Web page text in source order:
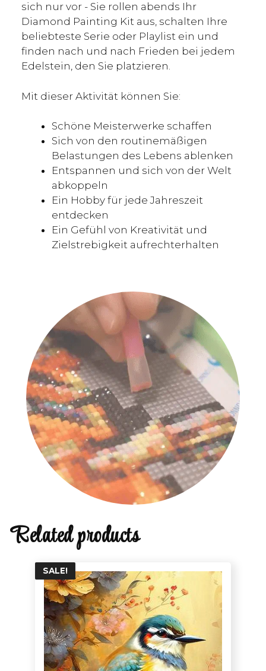
sich nur vor - Sie rollen abends Ihr
Diamond Painting Kit aus, schalten Ihre
beliebteste Serie oder Playlist ein und
finden nach und nach Frieden bei jedem
Edelstein, den Sie platzieren.
Mit dieser Aktivität können Sie:
Schöne Meisterwerke schaffen
Sich von den routinemäßigen
Belastungen des Lebens ablenken
Entspannen und sich von der Welt
abkoppeln
Ein Hobby für jede Jahreszeit
entdecken
Ein Gefühl von Kreativität und
Zielstrebigkeit aufrechterhalten
Related products
SALE!